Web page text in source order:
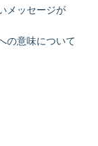
メッセージが
の意味について